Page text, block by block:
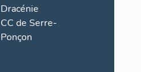
Dracénie
CC de Serre-
Ponçon